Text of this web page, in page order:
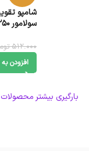
شامپو
سولامور 250 میلی لیتر
512.000
افزودن
بارگیری بیشتر محصولات